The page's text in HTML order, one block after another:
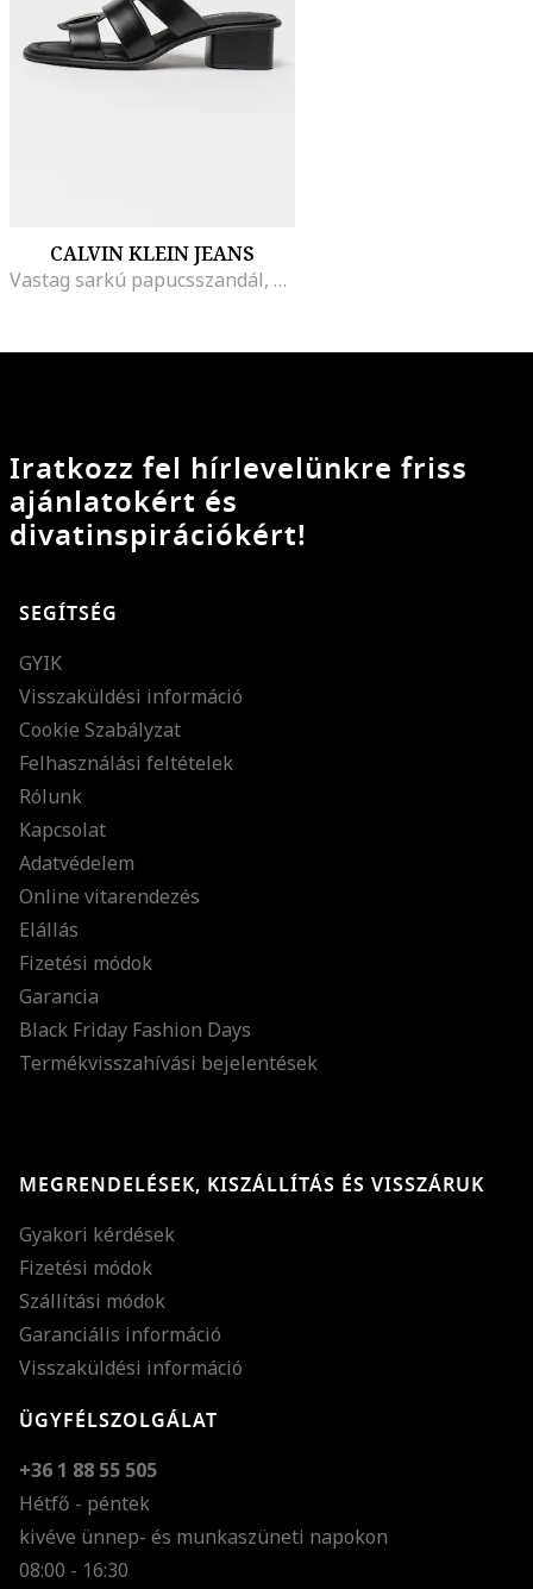
CALVIN KLEIN JEANS
Vastag sarkú papucsszandál, Fekete
Iratkozz fel hírlevelünkre friss
ajánlatokért és
divatinspirációkért!
SEGÍTSÉG
GYIK
Visszaküldési információ
Cookie Szabályzat
Felhasználási feltételek
Rólunk
Kapcsolat
Adatvédelem
Online vitarendezés
Elállás
Fizetési módok
Garancia
Black Friday Fashion Days
Termékvisszahívási bejelentések
MEGRENDELÉSEK, KISZÁLLÍTÁS ÉS VISSZÁRUK
Gyakori kérdések
Fizetési módok
Szállítási módok
Garanciális információ
Visszaküldési információ
ÜGYFÉLSZOLGÁLAT
+36 1 88 55 505
Hétfő - péntek
kivéve ünnep- és munkaszüneti napokon
08:00 - 16:30